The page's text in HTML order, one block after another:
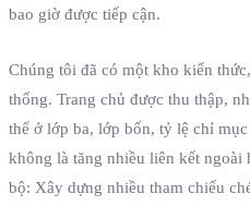
bao giờ được tiếp cận.
Chúng tôi đã có một kho kiến
thống. Trang chủ được thu thập,
thể ở lớp ba, lớp bốn, tỷ lệ chỉ
không là tăng nhiều liên kết ngoài
bộ: Xây dựng nhiều tham chiếu